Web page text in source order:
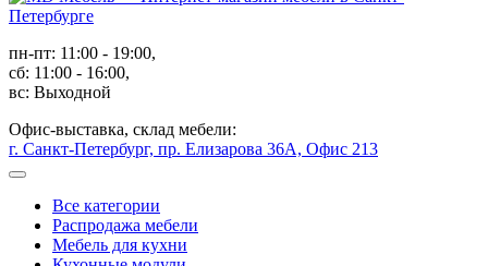
пн-пт: 11:00 - 19:00,
сб: 11:00 - 16:00,
вс: Выходной
Офис-выставка, склад мебели:
г. Санкт-Петербург, пр. Елизарова 36А, Офис 213
Все категории
Распродажа мебели
Мебель для кухни